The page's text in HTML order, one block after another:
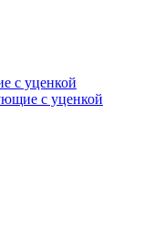
с уценкой
с уценкой